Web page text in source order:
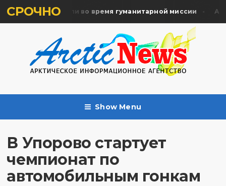
СРОЧНО
жертв почтили во время гуманитарной миссии
Show Menu
В Упорово стартует
чемпионат по
автомобильным гонкам